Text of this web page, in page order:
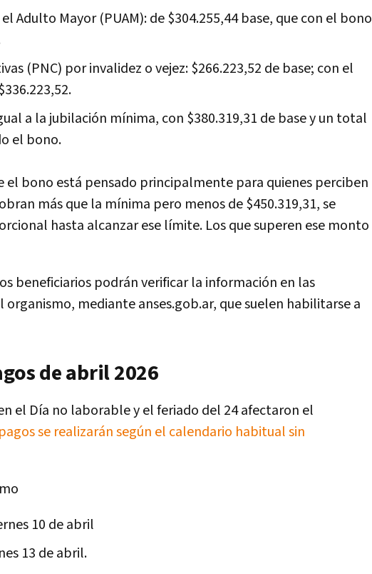
Adulto Mayor (PUAM): de $304.255,44 base, que con el bono
(PNC) por invalidez o vejez: $266.223,52 de base; con el
a la jubilación mínima, con $380.319,31 de base y un total
el bono.
el bono está pensado principalmente para quienes perciben
más que la mínima pero menos de $450.319,31, se
hasta alcanzar ese límite. Los que superen ese monto
beneficiarios podrán verificar la información en las
organismo, mediante anses.gob.ar, que suelen habilitarse a
de abril 2026
el Día no laborable y el feriado del 24 afectaron el
se realizarán según el calendario habitual sin
10 de abril
13 de abril.